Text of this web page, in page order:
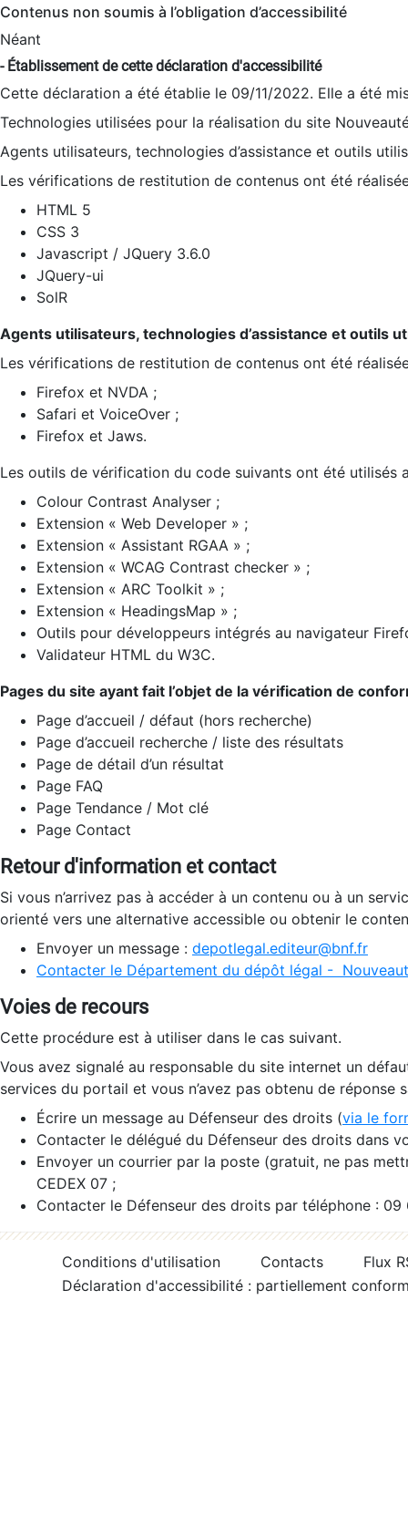
Contenus non soumis à l’obligation d’accessibilité
Néant
- Établissement de cette déclaration d'accessibilité
Cette déclaration a été établie le 09/11/2022. Elle a été
Technologies utilisées pour la réalisation du site
Agents utilisateurs, technologies d’assistance et outils
Les vérifications de restitution de contenus ont été
HTML 5
CSS 3
Javascript / JQuery 3.6.0
JQuery-ui
SolR
Agents utilisateurs, technologies d’assistance et outils
Les vérifications de restitution de contenus ont été
Firefox et NVDA ;
Safari et VoiceOver ;
Firefox et Jaws.
Les outils de vérification du code suivants ont été utilisés
Colour Contrast Analyser ;
Extension « Web Developer » ;
Extension « Assistant RGAA » ;
Extension « WCAG Contrast checker » ;
Extension « ARC Toolkit » ;
Extension « HeadingsMap » ;
Outils pour développeurs intégrés au navigateur
Validateur HTML du W3C.
Pages du site ayant fait l’objet de la vérification de
Page d’accueil / défaut (hors recherche)
Page d’accueil recherche / liste des résultats
Page de détail d’un résultat
Page FAQ
Page Tendance / Mot clé
Page Contact
Retour d'information et contact
Si vous n’arrivez pas à accéder à un contenu ou à un
orienté vers une alternative accessible ou obtenir le
Envoyer un message : depotlegal.editeur@bnf.fr
Contacter le Département du dépôt légal -
Voies de recours
Cette procédure est à utiliser dans le cas suivant.
Vous avez signalé au responsable du site internet un
services du portail et vous n’avez pas obtenu de réponse
Écrire un message au Défenseur des droits (via le
Contacter le délégué du Défenseur des droits dans
Envoyer un courrier par la poste (gratuit, ne pas
CEDEX 07 ;
Contacter le Défenseur des droits par téléphone :
Conditions d'utilisation Contacts
Flux
Déclaration d'accessibilité : partiellement